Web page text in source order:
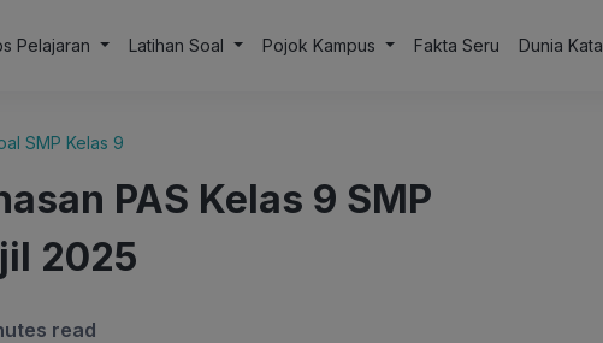
Pelajaran Latihan Soal Pojok Kampus Fakta Seru Dunia Kata
SMP Kelas 9
PAS Kelas 9 SMP
2025
read